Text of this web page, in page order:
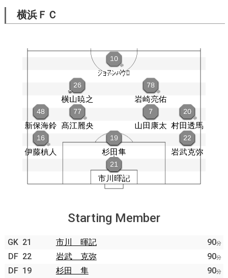
横浜ＦＣ
Starting Member
GK 21 市川 暉記 90分
DF 22 岩武 克弥 90分
DF 19 杉田 隼 90分